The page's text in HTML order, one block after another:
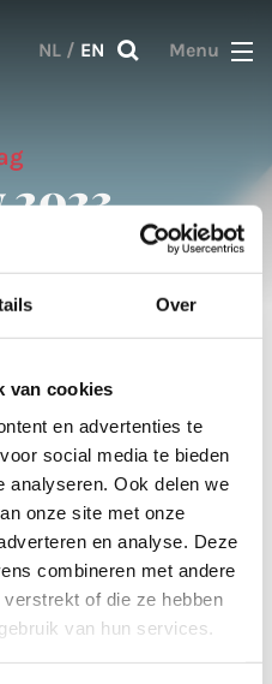
Over
van cookies
en advertenties te
social media te bieden
analyseren. Ook delen we
onze site met onze
en analyse. Deze
combineren met andere
of die ze hebben
van hun services.
NL / EN Menu
2023